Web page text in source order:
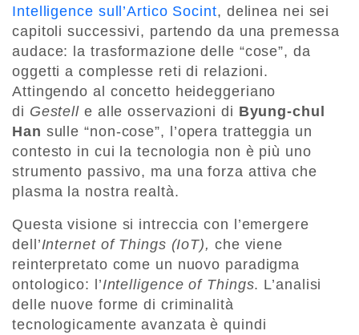
Intelligence sull’Artico Socint, delinea nei sei
capitoli successivi, partendo da una premessa
audace: la trasformazione delle “cose”, da
oggetti a complesse reti di relazioni.
Attingendo al concetto heideggeriano
di Gestell e alle osservazioni di Byung-chul
Han sulle “non-cose”, l’opera tratteggia un
contesto in cui la tecnologia non è più uno
strumento passivo, ma una forza attiva che
plasma la nostra realtà.
Questa visione si intreccia con l’emergere
dell’Internet of Things (IoT), che viene
reinterpretato come un nuovo paradigma
ontologico: l’Intelligence of Things. L’analisi
delle nuove forme di criminalità
tecnologicamente avanzata è quindi